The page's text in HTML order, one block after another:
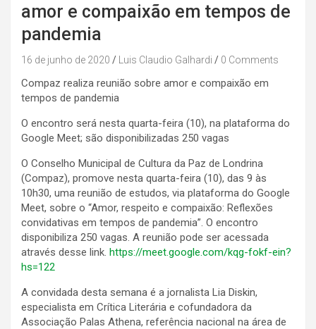
amor e compaixão em tempos de
pandemia
16 de junho de 2020 Luis Claudio Galhardi 0 Comments
Compaz realiza reunião sobre amor e compaixão em
tempos de pandemia
O encontro será nesta quarta-feira (10), na plataforma do
Google Meet; são disponibilizadas 250 vagas
O Conselho Municipal de Cultura da Paz de Londrina
(Compaz), promove nesta quarta-feira (10), das 9 às
10h30, uma reunião de estudos, via plataforma do Google
Meet, sobre o “Amor, respeito e compaixão: Reflexões
convidativas em tempos de pandemia”. O encontro
disponibiliza 250 vagas. A reunião pode ser acessada
através desse link. https://meet.google.com/kqg-fokf-ein?
hs=122
A convidada desta semana é a jornalista Lia Diskin,
especialista em Crítica Literária e cofundadora da
Associação Palas Athena, referência nacional na área de